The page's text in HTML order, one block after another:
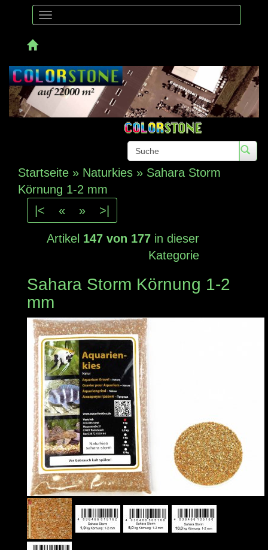
Toggle
Startseite » Naturkies » Sahara Storm
Körnung 1-2 mm
|<
« » >|
Artikel 147 von 177 in dieser
Kategorie
Sahara Storm Körnung 1-2
mm